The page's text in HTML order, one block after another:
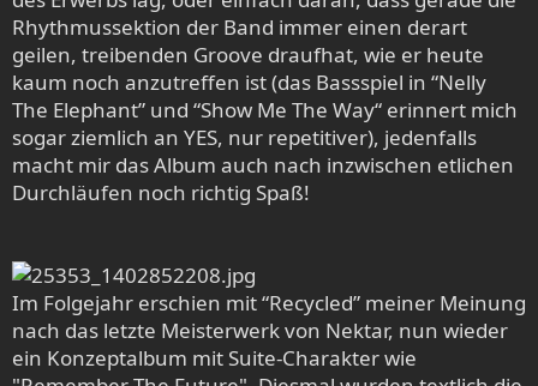
Rhythmussektion der Band immer einen derart
geilen, treibenden Groove draufhat, wie er heute
kaum noch anzutreffen ist (das Bassspiel in “Nelly
The Elephant” und “Show Me The Way“ erinnert mich
sogar ziemlich an YES, nur repetitiver), jedenfalls
macht mir das Album auch nach inzwischen etlichen
Durchläufen noch richtig Spaß!
Im Folgejahr erschien mit “Recycled” meiner Meinung
nach das letzte Meisterwerk von Nektar, nun wieder
ein Konzeptalbum mit Suite-Charakter wie